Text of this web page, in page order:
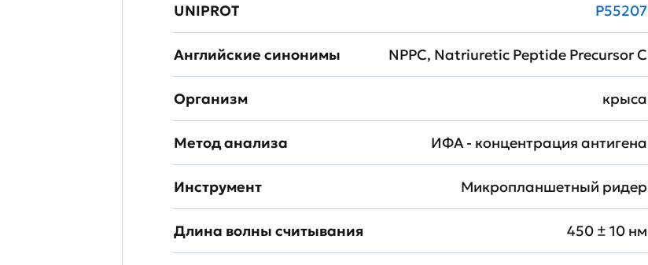
UNIPROT P55207
Английские синонимы NPPC, Natriuretic Peptide Precursor C
Организм крыса
Метод анализа ИФА - концентрация антигена
Инструмент Микропланшетный ридер
Длина волны считывания 450 ± 10 нм